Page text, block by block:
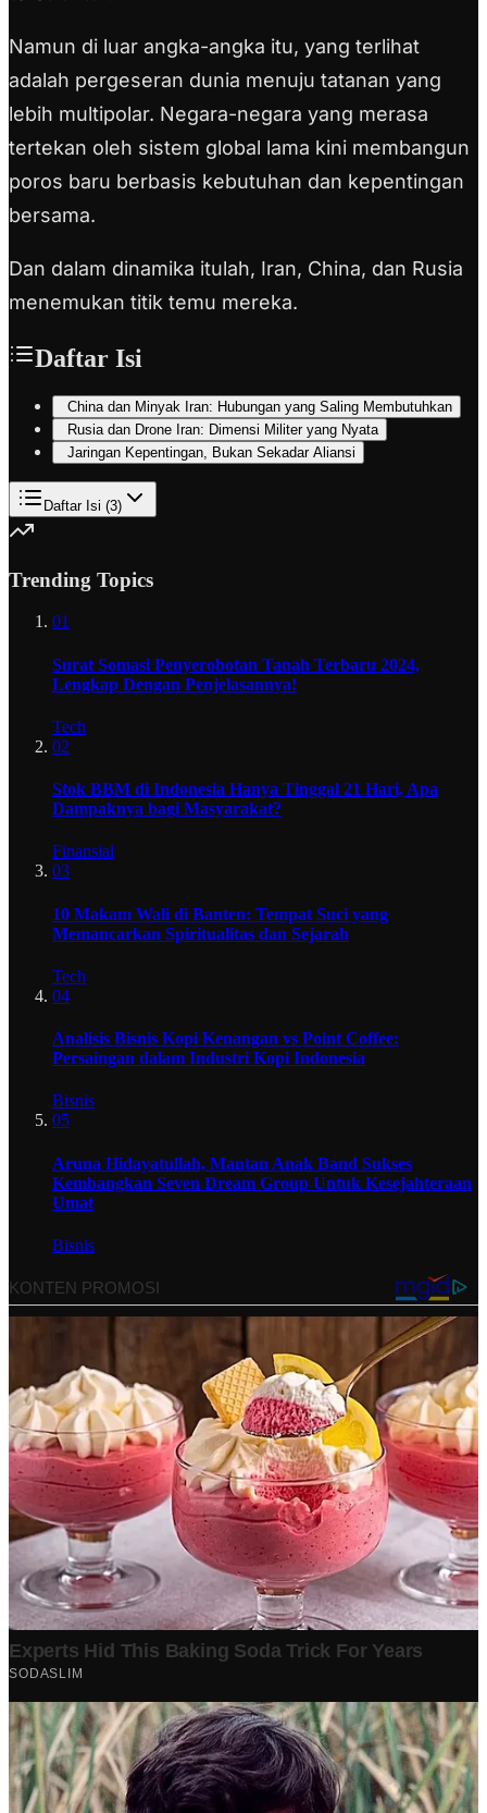
Namun di luar angka-angka itu, yang terlihat
adalah pergeseran dunia menuju tatanan yang
lebih multipolar. Negara-negara yang merasa
tertekan oleh sistem global lama kini membangun
poros baru berbasis kebutuhan dan kepentingan
bersama.
Dan dalam dinamika itulah, Iran, China, dan Rusia
menemukan titik temu mereka.
Daftar Isi
China dan Minyak Iran: Hubungan yang Saling Membutuhkan
Rusia dan Drone Iran: Dimensi Militer yang Nyata
Jaringan Kepentingan, Bukan Sekadar Aliansi
Daftar Isi (3)
Trending Topics
01
Surat Somasi Penyerobotan Tanah Terbaru 2024,
Lengkap Dengan Penjelasannya!
Tech
02
Stok BBM di Indonesia Hanya Tinggal 21 Hari, Apa
Dampaknya bagi Masyarakat?
Finansial
03
10 Makam Wali di Banten: Tempat Suci yang
Memancarkan Spiritualitas dan Sejarah
Tech
04
Analisis Bisnis Kopi Kenangan vs Point Coffee:
Persaingan dalam Industri Kopi Indonesia
Bisnis
05
Aruna Hidayatullah, Mantan Anak Band Sukses
Kembangkan Seven Dream Group Untuk Kesejahteraan
Umat
Bisnis
Berita Terpopuler